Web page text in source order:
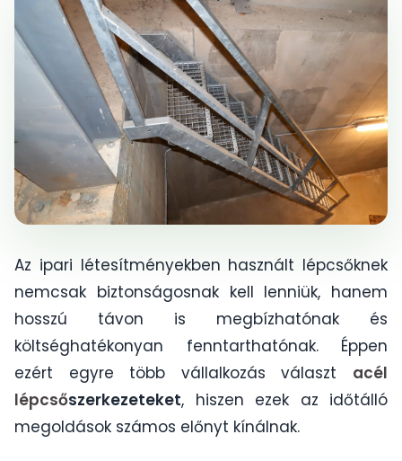
Az ipari létesítményekben használt lépcsőknek
nemcsak biztonságosnak kell lenniük, hanem
hosszú távon is megbízhatónak és
költséghatékonyan fenntarthatónak. Éppen
ezért egyre több vállalkozás választ acél
lépcsőszerkezeteket, hiszen ezek az időtálló
megoldások számos előnyt kínálnak.